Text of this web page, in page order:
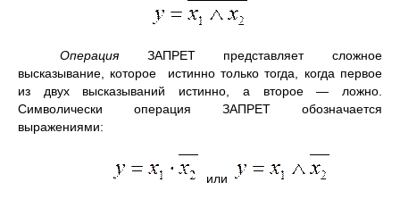
ОперацияЗАПРЕТ представляет сложное
высказывание, которое истинно только тогда, когда первое
из двух высказываний истинно, а второе — ложно.
Символически операция ЗАПРЕТ обозначается
выражениями:
или